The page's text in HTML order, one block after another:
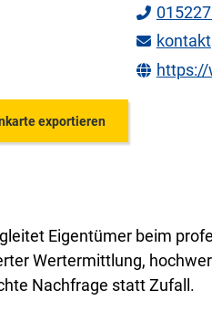
https://
exportieren
Eigentümer beim
Wertermittlung,
Nachfrage statt Zufall.